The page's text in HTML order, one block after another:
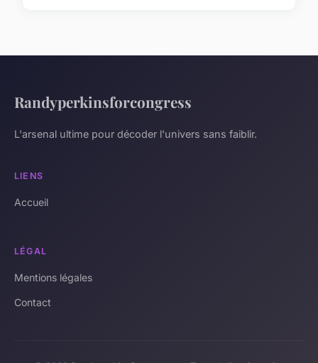
Randyperkinsforcongress
L'arsenal ultime pour décoder l'univers sans faiblir.
LIENS
Accueil
LÉGAL
Mentions légales
Contact